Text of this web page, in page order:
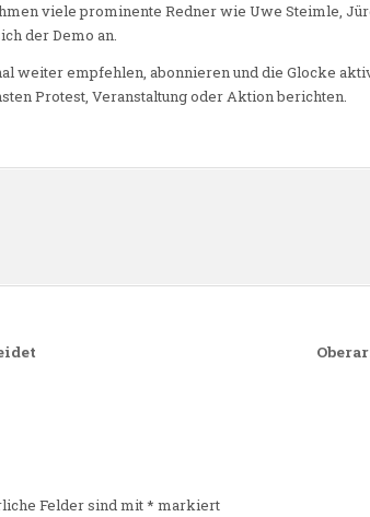
viele prominente Redner wie Uwe Steimle,
der Demo an.
weiter empfehlen, abonnieren und die Glocke
Protest, Veranstaltung oder Aktion berichten.
Felder sind mit* markiert